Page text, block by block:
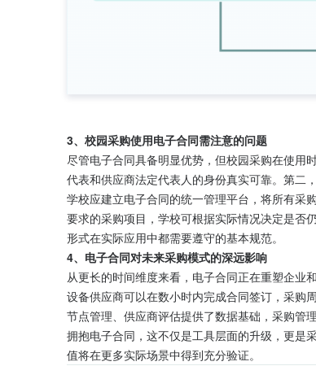
3、校园采购使用电子合同需注意的问题
尽管电子合同具备明显优势，但校园采购在使用
代表和供应商法定代表人的身份真实可靠。第二
学校应建立电子合同的统一管理平台，将所有采
要求的采购项目，学校可根据实际情况决定是否
形式在实际应用中都需要遵守的基本规范。
4、电子合同对未来采购模式的深远影响
从更长的时间维度来看，电子合同正在重塑企业
设备供应商可以在数小时内完成合同签订，采购
节点管理、供应商评估提供了数据基础，采购管
拥抱电子合同，这不仅是工具层面的升级，更是
值将在更多实际场景中得到充分验证。